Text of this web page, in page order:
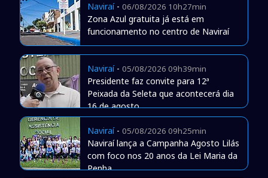
Naviraí- 06/08/2026 10h27min
Zona Azul gratuita já está em
funcionamento no centro de Naviraí
Naviraí- 05/08/2026 09h39min
Presidente faz convite para 12ª
Peixada da Seleta que acontecerá dia
16 de agosto
Naviraí- 05/08/2026 09h25min
Naviraí lança a Campanha Agosto Lilás
com foco nos 20 anos da Lei Maria da
Penha